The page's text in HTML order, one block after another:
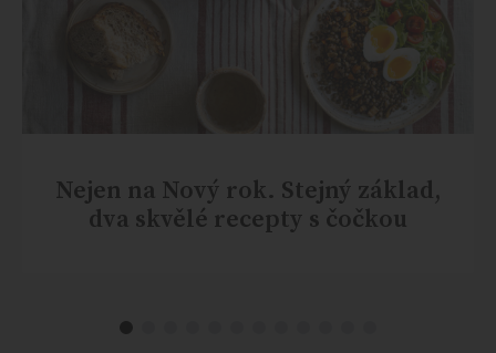
Nejen na Nový rok. Stejný základ,
dva skvělé recepty s čočkou